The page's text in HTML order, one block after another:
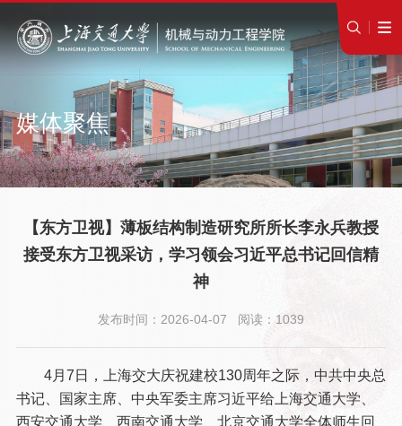
媒体聚焦
【东方卫视】薄板结构制造研究所所长李永兵教授
接受东方卫视采访，学习领会习近平总书记回信精
神
发布时间：2026-04-07 阅读：1039
4月7日， 上海交大庆祝建校130周年之际， 中共中央总
书记、国家主席、中央军委主席习近平给上海交通大学、
西安交通大学、西南交通大学、北京交通大学全体师生回